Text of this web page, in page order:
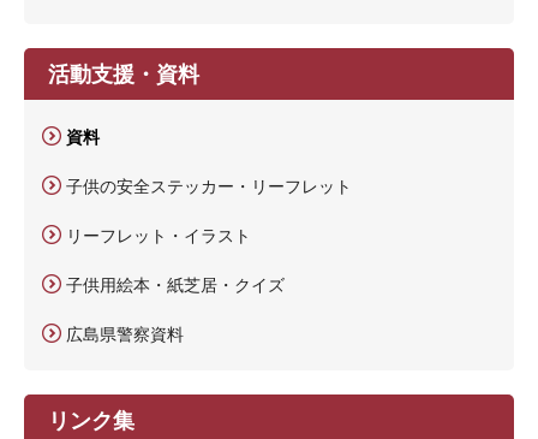
活動支援・資料
資料
子供の安全ステッカー・リーフレット
リーフレット・イラスト
子供用絵本・紙芝居・クイズ
広島県警察資料
リンク集